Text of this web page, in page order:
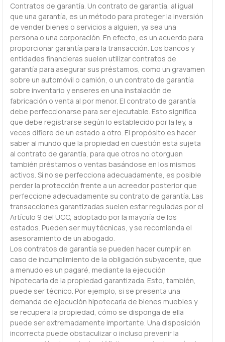
Contratos de garantía. Un contrato de garantía, al igual
que una garantía, es un método para proteger la inversión
de vender bienes o servicios a alguien, ya sea una
persona o una corporación. En efecto, es un acuerdo para
proporcionar garantía para la transacción. Los bancos y
entidades financieras suelen utilizar contratos de
garantía para asegurar sus préstamos, como un gravamen
sobre un automóvil o camión, o un contrato de garantía
sobre inventario y enseres en una instalación de
fabricación o venta al por menor. El contrato de garantía
debe perfeccionarse para ser ejecutable. Esto significa
que debe registrarse según lo establecido por la ley, a
veces difiere de un estado a otro. El propósito es hacer
saber al mundo que la propiedad en cuestión está sujeta
al contrato de garantía, para que otros no otorguen
también préstamos o ventas basándose en los mismos
activos. Si no se perfecciona adecuadamente, es posible
perder la protección frente a un acreedor posterior que
perfeccione adecuadamente su contrato de garantía. Las
transacciones garantizadas suelen estar reguladas por el
Artículo 9 del UCC, adoptado por la mayoría de los
estados. Pueden ser muy técnicas, y se recomienda el
asesoramiento de un abogado.
Los contratos de garantía se pueden hacer cumplir en
caso de incumplimiento de la obligación subyacente, que
a menudo es un pagaré, mediante la ejecución
hipotecaria de la propiedad garantizada. Esto, también,
puede ser técnico. Por ejemplo, si se presenta una
demanda de ejecución hipotecaria de bienes muebles y
se recupera la propiedad, cómo se disponga de ella
puede ser extremadamente importante. Una disposición
incorrecta puede obstaculizar o incluso prevenir la